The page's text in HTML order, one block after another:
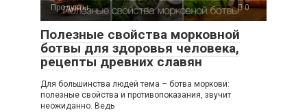
Продукты 0
Полезные свойства морковной
ботвы для здоровья человека,
рецепты древних славян
Для большинства людей тема – ботва моркови:
полезные свойства и противопоказания, звучит
неожиданно. Ведь